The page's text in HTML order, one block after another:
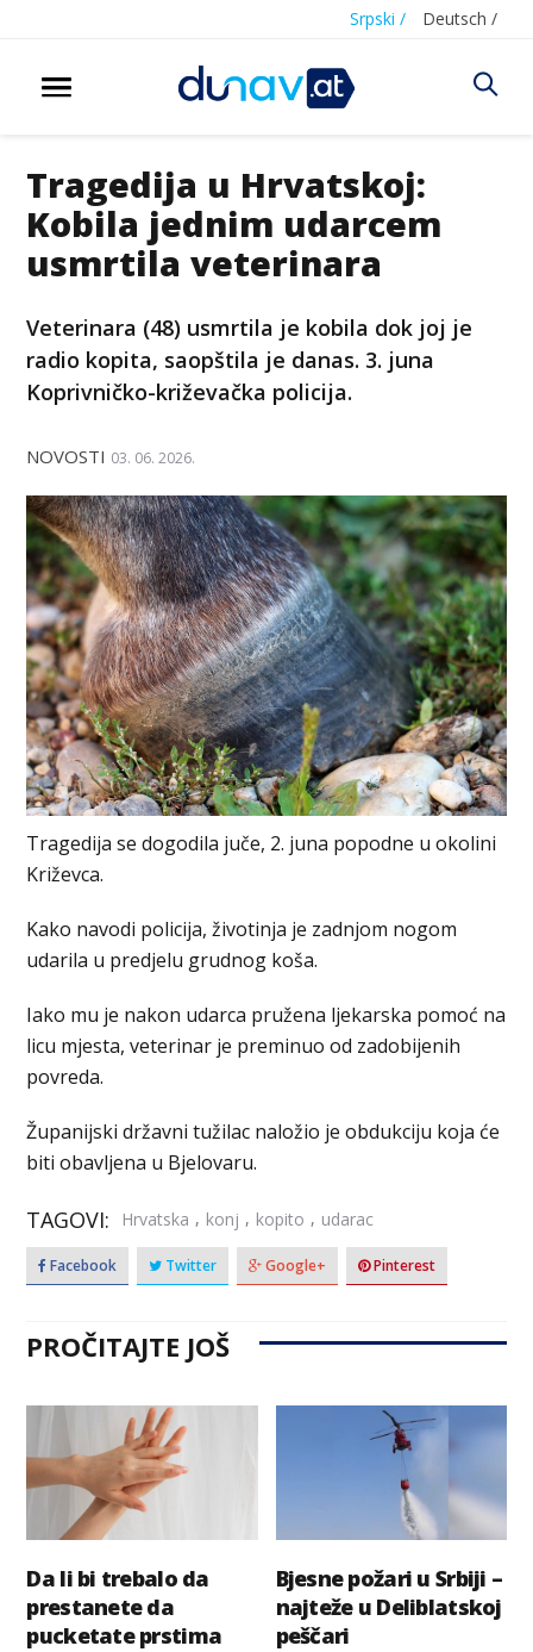
Srpski / Deutsch /
Tragedija u Hrvatskoj:
Kobila jednim udarcem
usmrtila veterinara
Veterinara (48) usmrtila je kobila dok joj je
radio kopita, saopštila je danas. 3. juna
Koprivničko-križevačka policija.
NOVOSTI 03. 06. 2026.
Tragedija se dogodila juče, 2. juna popodne u okolini
Križevca.
Kako navodi policija, životinja je zadnjom nogom
udarila u predjelu grudnog koša.
Iako mu je nakon udarca pružena ljekarska pomoć na
licu mjesta, veterinar je preminuo od zadobijenih
povreda.
Županijski državni tužilac naložio je obdukciju koja će
biti obavljena u Bjelovaru.
TAGOVI: Hrvatska , konj , kopito , udarac
Facebook Twitter Google+ Pinterest
PROČITAJTE JOŠ
Da li bi trebalo da
prestanete da
pucketate prstima
Bjesne požari u Srbiji –
najteže u Deliblatskoj
peščari